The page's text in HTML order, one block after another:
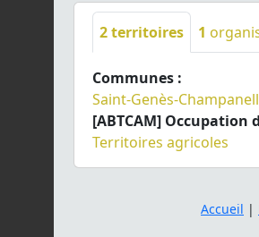
2territoires 1
Communes :
Saint-Genès-
[ABTCAM] Occupation
Territoires agricoles
Accueil |